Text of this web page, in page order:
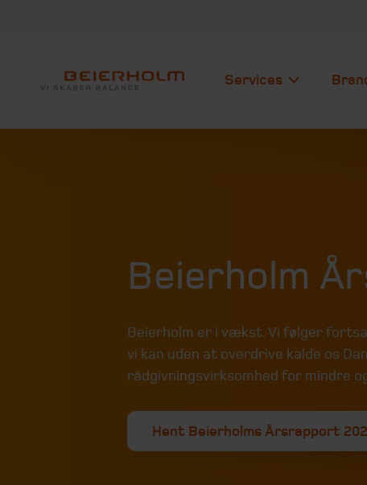
Services
Beierholm
Beierholm er i vækst. Vi følger
vi kan uden at overdrive kalde os
rådgivningsvirksomhed for mindre
Hent Beierholms Årsrapport